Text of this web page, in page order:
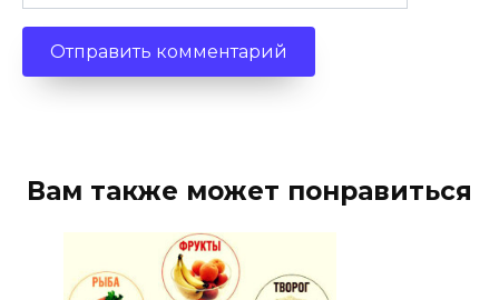
Вам также может понравиться